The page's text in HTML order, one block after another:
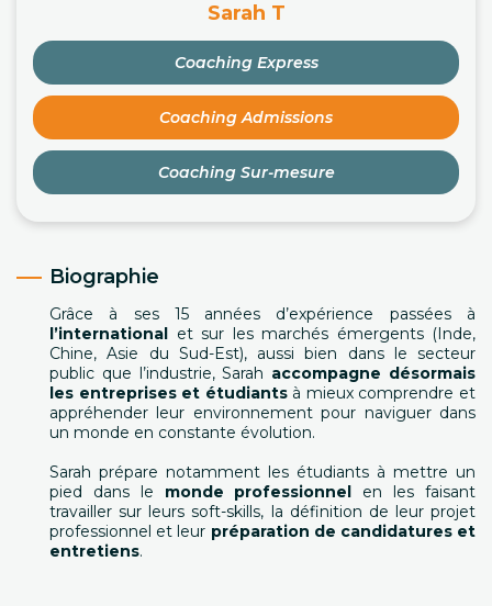
Sarah T
Coaching Express
Coaching Admissions
Coaching Sur-mesure
Biographie
Grâce à ses 15 années d’expérience passées à
l’international et sur les marchés émergents (Inde,
Chine, Asie du Sud-Est), aussi bien dans le secteur
public que l’industrie, Sarah accompagne désormais
les entreprises et étudiants à mieux comprendre et
appréhender leur environnement pour naviguer dans
un monde en constante évolution.
Sarah prépare notamment les étudiants à mettre un
pied dans le monde professionnel en les faisant
travailler sur leurs soft-skills, la définition de leur projet
professionnel et leur préparation de candidatures et
entretiens.